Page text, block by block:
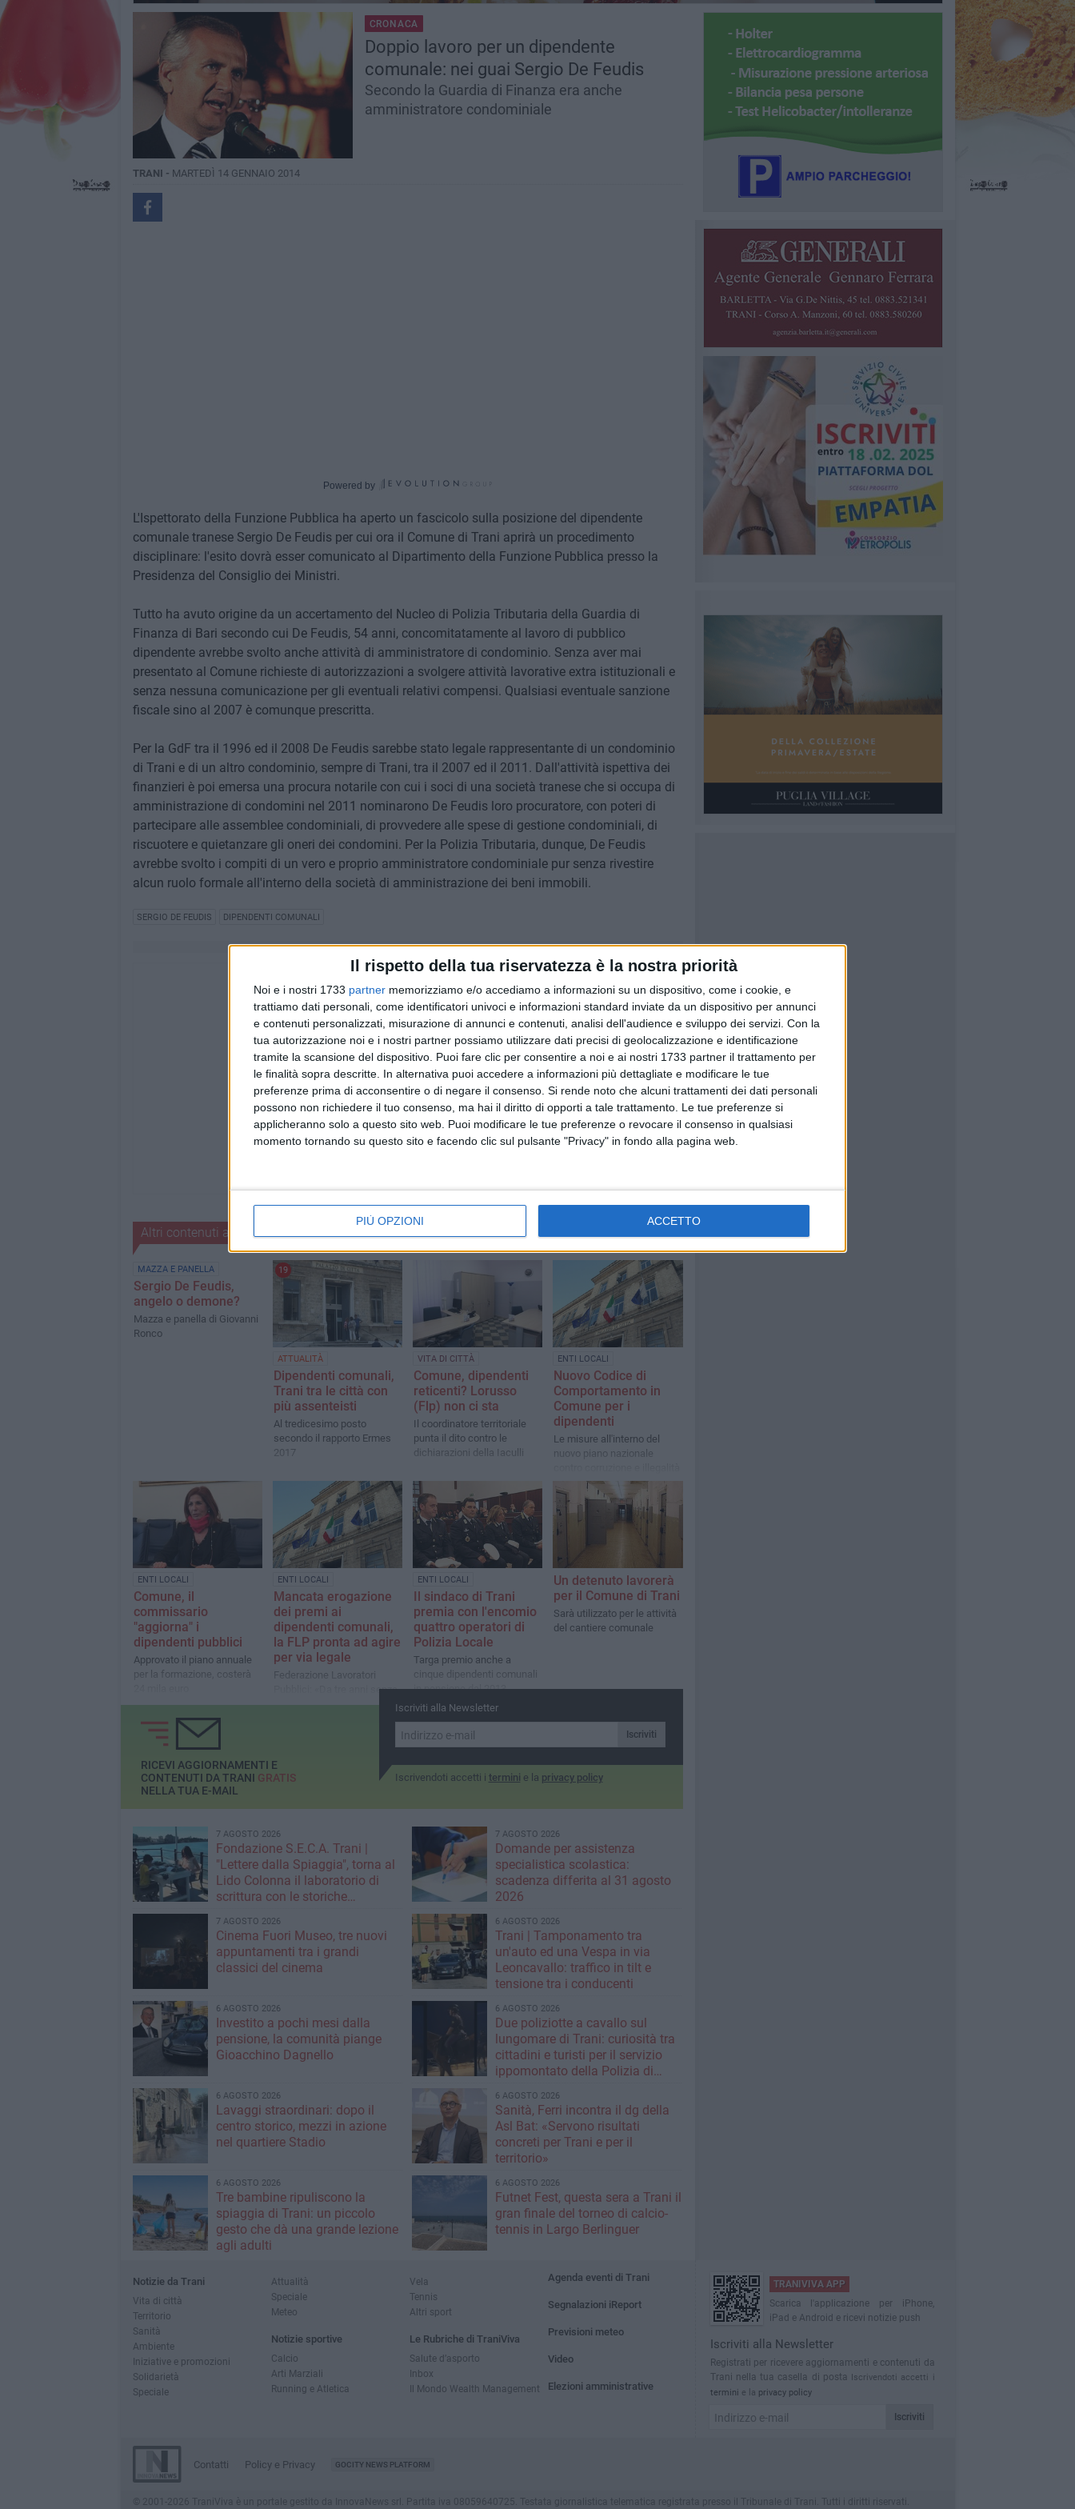
Il rispetto della tua riservatezza è la nostra priorità
Noi e i nostri 1733 partner memorizziamo e/o accediamo a informazioni su un dispositivo, come i cookie, e
trattiamo dati personali, come identificatori univoci e informazioni standard inviate da un dispositivo per annunci
e contenuti personalizzati, misurazione di annunci e contenuti, analisi dell'audience e sviluppo dei servizi. Con la
tua autorizzazione noi e i nostri partner possiamo utilizzare dati precisi di geolocalizzazione e identificazione
tramite la scansione del dispositivo. Puoi fare clic per consentire a noi e ai nostri 1733 partner il trattamento per
le finalità sopra descritte. In alternativa puoi accedere a informazioni più dettagliate e modificare le tue
preferenze prima di acconsentire o di negare il consenso. Si rende noto che alcuni trattamenti dei dati personali
possono non richiedere il tuo consenso, ma hai il diritto di opporti a tale trattamento. Le tue preferenze si
applicheranno solo a questo sito web. Puoi modificare le tue preferenze o revocare il consenso in qualsiasi
momento tornando su questo sito e facendo clic sul pulsante "Privacy" in fondo alla pagina web.
PIÙ OPZIONI ACCETTO
CRONACA
Doppio lavoro per un dipendente
comunale: nei guai Sergio De Feudis
Secondo la Guardia di Finanza era anche
amministratore condominiale
TRANI - MARTEDÌ 14 GENNAIO 2014
Powered by
L'Ispettorato della Funzione Pubblica ha aperto un fascicolo sulla posizione del dipendente
comunale tranese Sergio De Feudis per cui ora il Comune di Trani aprirà un procedimento
disciplinare: l'esito dovrà esser comunicato al Dipartimento della Funzione Pubblica presso la
Presidenza del Consiglio dei Ministri.
Tutto ha avuto origine da un accertamento del Nucleo di Polizia Tributaria della Guardia di
Finanza di Bari secondo cui De Feudis, 54 anni, concomitatamente al lavoro di pubblico
dipendente avrebbe svolto anche attività di amministratore di condominio. Senza aver mai
presentato al Comune richieste di autorizzazioni a svolgere attività lavorative extra istituzionali e
senza nessuna comunicazione per gli eventuali relativi compensi. Qualsiasi eventuale sanzione
fiscale sino al 2007 è comunque prescritta.
Per la GdF tra il 1996 ed il 2008 De Feudis sarebbe stato legale rappresentante di un condominio
di Trani e di un altro condominio, sempre di Trani, tra il 2007 ed il 2011. Dall'attività ispettiva dei
finanzieri è poi emersa una procura notarile con cui i soci di una società tranese che si occupa di
amministrazione di condomini nel 2011 nominarono De Feudis loro procuratore, con poteri di
partecipare alle assemblee condominiali, di provvedere alle spese di gestione condominiali, di
riscuotere e quietanzare gli oneri dei condomini. Per la Polizia Tributaria, dunque, De Feudis
avrebbe svolto i compiti di un vero e proprio amministratore condominiale pur senza rivestire
alcun ruolo formale all'interno della società di amministrazione dei beni immobili.
SERGIO DE FEUDIS DIPENDENTI COMUNALI
Altri contenuti a tema
MAZZA E PANELLA
Sergio De Feudis,
angelo o demone?
Mazza e panella di Giovanni
Ronco
19
ATTUALITÀ
Dipendenti comunali,
Trani tra le città con
più assenteisti
Al tredicesimo posto
secondo il rapporto Ermes
2017
VITA DI CITTÀ
Comune, dipendenti
reticenti? Lorusso
(Flp) non ci sta
Il coordinatore territoriale
punta il dito contro le
dichiarazioni della Iaculli
ENTI LOCALI
Nuovo Codice di
Comportamento in
Comune per i
dipendenti
Le misure all'interno del
nuovo piano nazionale
ENTI LOCALI
Comune, il
commissario
"aggiorna" i
dipendenti pubblici
Approvato il piano annuale
per la formazione, costerà
ENTI LOCALI
Mancata erogazione
dei premi ai
dipendenti comunali,
la FLP pronta ad agire
per via legale
Federazione Lavoratori
Pubblici: «Da tre anni senza
incentivi»
ENTI LOCALI
Il sindaco di Trani
premia con l'encomio
quattro operatori di
Polizia Locale
Targa premio anche a
cinque dipendenti comunali
in pensione dal 2013
Un detenuto lavorerà
per il Comune di Trani
Sarà utilizzato per le attività
del cantiere comunale
Iscriviti alla Newsletter
Iscriviti
Iscrivendoti accetti i termini e la privacy policy
RICEVI AGGIORNAMENTI E
CONTENUTI DA TRANI GRATIS
NELLA TUA E-MAIL
7 AGOSTO 2026
Fondazione S.E.C.A. Trani |
"Lettere dalla Spiaggia", torna al
Lido Colonna il laboratorio di
scrittura con le storiche
7 AGOSTO 2026
Domande per assistenza
specialistica scolastica:
scadenza differita al 31 agosto
2026
7 AGOSTO 2026
Cinema Fuori Museo, tre nuovi
appuntamenti tra i grandi
classici del cinema
6 AGOSTO 2026
Trani | Tamponamento tra
un'auto ed una Vespa in via
Leoncavallo: traffico in tilt e
tensione tra i conducenti
6 AGOSTO 2026
Investito a pochi mesi dalla
pensione, la comunità piange
Gioacchino Dagnello
6 AGOSTO 2026
Due poliziotte a cavallo sul
lungomare di Trani: curiosità tra
cittadini e turisti per il servizio
ippomontato della Polizia di
6 AGOSTO 2026
Lavaggi straordinari: dopo il
centro storico, mezzi in azione
nel quartiere Stadio
6 AGOSTO 2026
Sanità, Ferri incontra il dg della
Asl Bat: «Servono risultati
concreti per Trani e per il
territorio»
6 AGOSTO 2026
Tre bambine ripuliscono la
spiaggia di Trani: un piccolo
gesto che dà una grande lezione
agli adulti
6 AGOSTO 2026
Futnet Fest, questa sera a Trani il
gran finale del torneo di calcio-
tennis in Largo Berlinguer
Notizie da Trani
Vita di città
Territorio
Sanità
Ambiente
Iniziative e promozioni
Solidarietà
Speciale
Attualità
Speciale
Meteo
Notizie sportive
Calcio
Arti Marziali
Running e Atletica
Vela
Tennis
Altri sport
Le Rubriche di TraniViva
Salute d’asporto
Inbox
Il Mondo Wealth Management
Agenda eventi di Trani
Segnalazioni iReport
Previsioni meteo
Video
Elezioni amministrative
TRANIVIVA APP
Scarica l'applicazione per iPhone,
iPad e Android e ricevi notizie push
Iscriviti alla Newsletter
Registrati per ricevere aggiornamenti e contenuti da
Trani nella tua casella di posta
Iscrivendoti accetti i
termini e la privacy policy
Iscriviti
Contatti Policy e Privacy GOCITY NEWS PLATFORM
© 2001-2026 TraniViva è un portale gestito da InnovaNews srl. Partita iva 08059640725. Testata giornalistica telematica registrata presso il Tribunale di Trani. Tutti i diritti riservati.